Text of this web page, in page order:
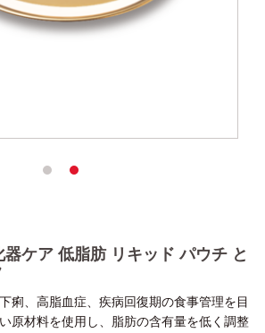
ケア 低脂肪 リキッド パウチ と
痢、高脂血症、疾病回復期の食事管理を目
原材料を使用し、脂肪の含有量を低く調整